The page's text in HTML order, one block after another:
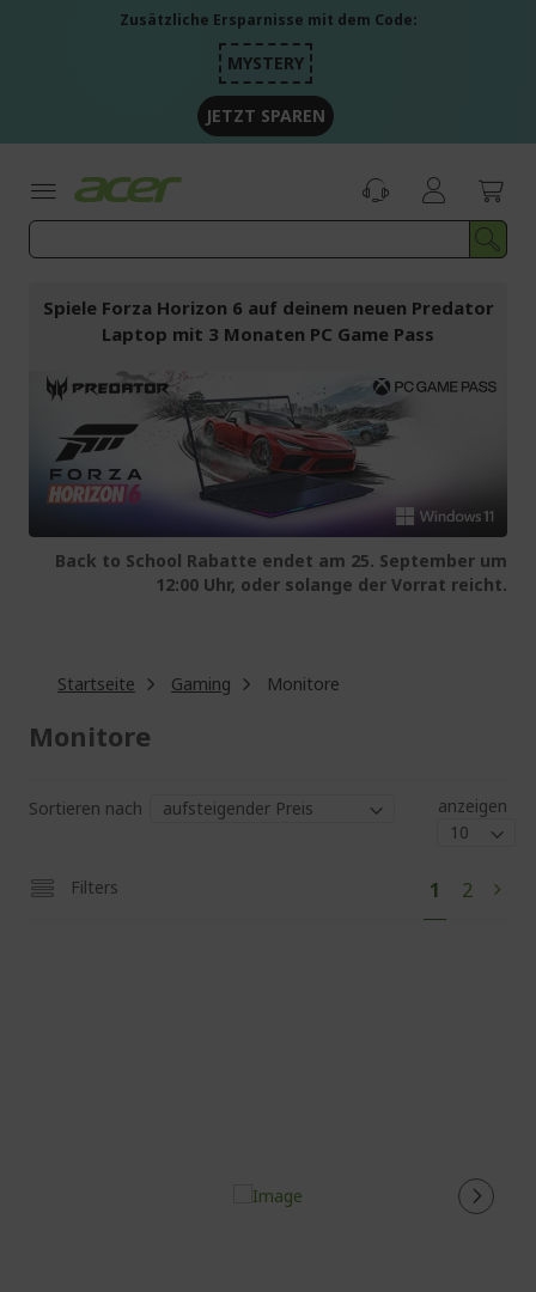
Zusätzliche Ersparnisse mit dem Code:
MYSTERY
JETZT SPAREN
Spiele Forza Horizon 6 auf deinem neuen Predator
Laptop mit 3 Monaten PC Game Pass
Back to School Rabatte endet am 25. September um
12:00 Uhr, oder solange der Vorrat reicht.
Startseite Gaming Monitore
Monitore
Sortieren nach anzeigen
Filters
Sie
lesen
1 Seite
2